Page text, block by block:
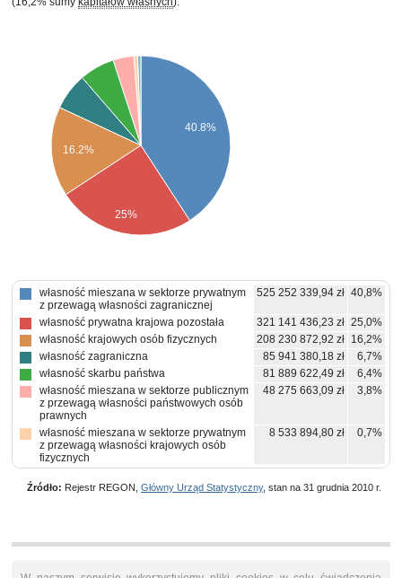
40.8%
16.2%
25%
własność mieszana w sektorze prywatnym
z przewagą własności zagranicznej
525 252 339,94 zł 40,8%
własność prywatna krajowa pozostała 321 141 436,23 zł 25,0%
własność krajowych osób fizycznych
208 230 872,92 zł 16,2%
własność zagraniczna
85 941 380,18 zł
6,7%
własność skarbu państwa
81 889 622,49 zł
6,4%
własność mieszana w sektorze publicznym
z przewagą własności państwowych osób
prawnych
48 275 663,09 zł 3,8%
własność mieszana w sektorze prywatnym
z przewagą własności krajowych osób
fizycznych
8 533 894,80 zł 0,7%
Źródło: Rejestr REGON, Główny Urząd Statystyczny, stan na 31 grudnia 2010 r.